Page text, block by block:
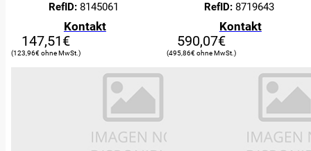
RefID:8145061
Kontakt
147,51€
123,96€
RefID:8719643
Kontakt
590,07€
495,86€